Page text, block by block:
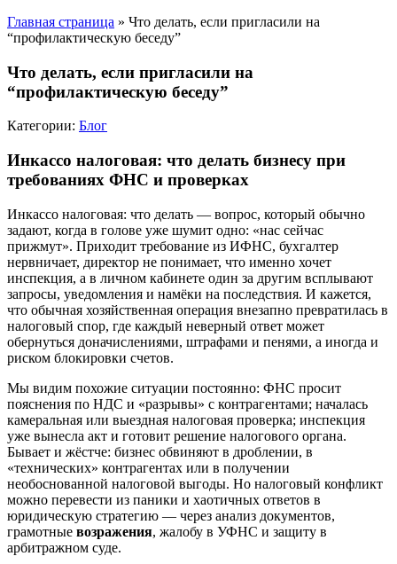
Главная страница » Что делать, если пригласили на
“профилактическую беседу”
Что делать, если пригласили на
“профилактическую беседу”
Категории: Блог
Инкассо налоговая: что делать бизнесу при
требованиях ФНС и проверках
Инкассо налоговая: что делать — вопрос, который обычно
задают, когда в голове уже шумит одно: «нас сейчас
прижмут». Приходит требование из ИФНС, бухгалтер
нервничает, директор не понимает, что именно хочет
инспекция, а в личном кабинете один за другим всплывают
запросы, уведомления и намёки на последствия. И кажется,
что обычная хозяйственная операция внезапно превратилась в
налоговый спор, где каждый неверный ответ может
обернуться доначислениями, штрафами и пенями, а иногда и
риском блокировки счетов.
Мы видим похожие ситуации постоянно: ФНС просит
пояснения по НДС и «разрывы» с контрагентами; началась
камеральная или выездная налоговая проверка; инспекция
уже вынесла акт и готовит решение налогового органа.
Бывает и жёстче: бизнес обвиняют в дроблении, в
«технических» контрагентах или в получении
необоснованной налоговой выгоды. Но налоговый конфликт
можно перевести из паники и хаотичных ответов в
юридическую стратегию — через анализ документов,
грамотные возражения, жалобу в УФНС и защиту в
арбитражном суде.